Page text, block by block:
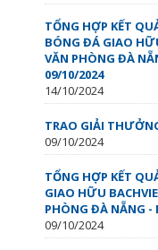
TỔNG HỢP KẾT
BÓNG ĐÁ GIAO
VĂN PHÒNG ĐÀ
09/10/2024
14/10/2024
TRAO GIẢI
09/10/2024
TỔNG HỢP KẾT
GIAO HỮU
PHÒNG ĐÀ NẴNG -
09/10/2024